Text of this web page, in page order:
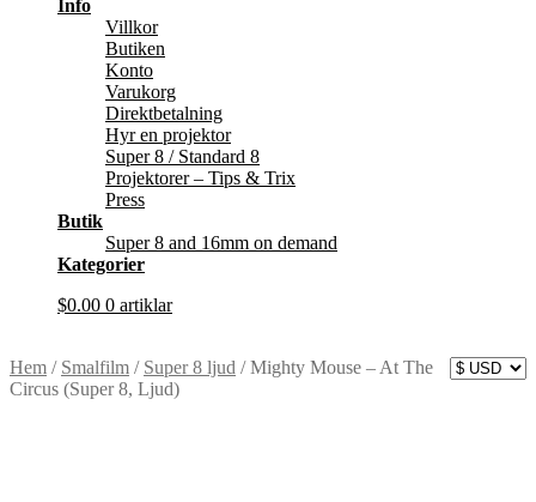
Info
Villkor
Butiken
Konto
Varukorg
Direktbetalning
Hyr en projektor
Super 8 / Standard 8
Projektorer – Tips & Trix
Press
Butik
Super 8 and 16mm on demand
Kategorier
$0.00 0 artiklar
Hem / Smalfilm / Super 8 ljud /Mighty Mouse – At The
Circus (Super 8, Ljud)